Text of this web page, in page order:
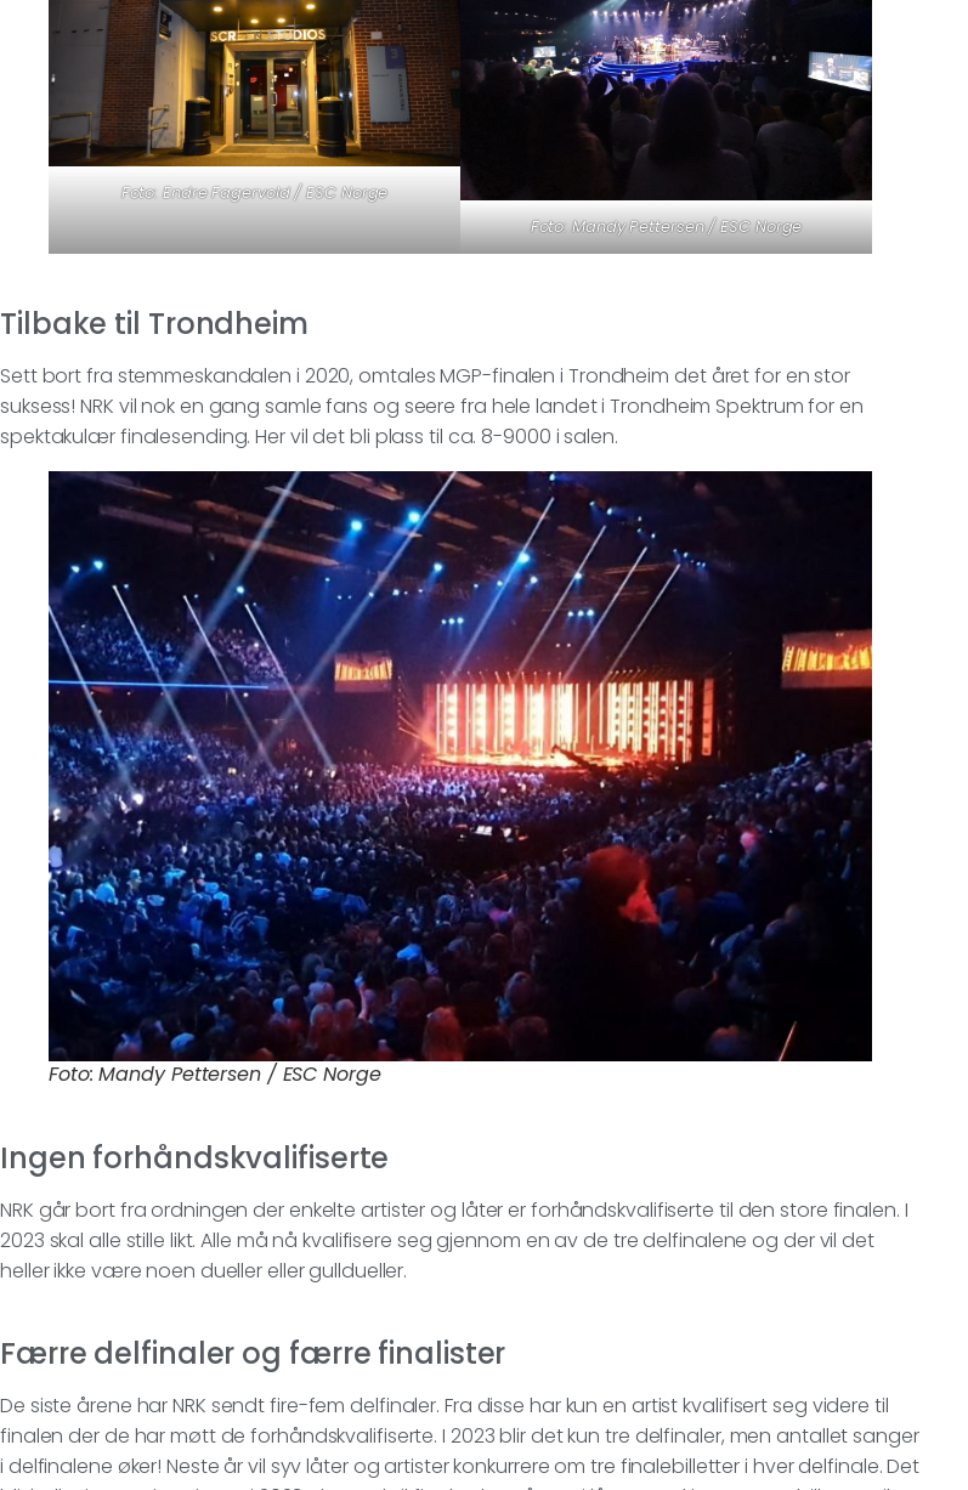
Foto: Endre Fagervold / ESC Norge
Foto: Mandy Pettersen / ESC Norge
Tilbake til Trondheim
Sett bort fra stemmeskandalen i 2020, omtales MGP-finalen i Trondheim det året for en stor
suksess! NRK vil nok en gang samle fans og seere fra hele landet i Trondheim Spektrum for en
spektakulær finalesending. Her vil det bli plass til ca. 8-9000 i salen.
Foto: Mandy Pettersen / ESC Norge
Ingen forhåndskvalifiserte
NRK går bort fra ordningen der enkelte artister og låter er forhåndskvalifiserte til den store finalen. I
2023 skal alle stille likt. Alle må nå kvalifisere seg gjennom en av de tre delfinalene og der vil det
heller ikke være noen dueller eller gulldueller.
Færre delfinaler og færre finalister
De siste årene har NRK sendt fire-fem delfinaler. Fra disse har kun en artist kvalifisert seg videre til
finalen der de har møtt de forhåndskvalifiserte. I 2023 blir det kun tre delfinaler, men antallet sanger
i delfinalene øker! Neste år vil syv låter og artister konkurrere om tre finalebilletter i hver delfinale. Det